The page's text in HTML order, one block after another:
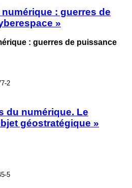
: guerres de
»
: guerres de puissance
2
du numérique. Le
géostratégique »
5